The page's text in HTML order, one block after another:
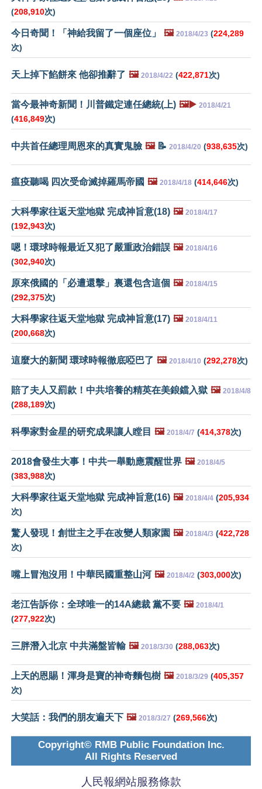
(208,910次)
今日奇聞！「神給我留了一個座位」 🖼️ 2018/4/23 (224,289
次)
天上掉下餡餅來 他卻推辭了 🖼️ 2018/4/22 (422,871次)
當今最神奇新聞！川普鐵定連任總統(上) 🖼️▶️ 2018/4/21
(416,849次)
中共首任總理周恩來的真實鬼臉 🖼️📝 2018/4/20 (938,635次)
瘟疫聽喝 四次受命滅掉羅馬帝國 🖼️ 2018/4/18 (414,646次)
大科學家往返天堂地獄 完成神旨意(18) 🖼️ 2018/4/17
(192,943次)
嗯！環球時報最近又犯了嚴重政治錯誤 🖼️ 2018/4/16
(302,940次)
原來俄國的「必遭還擊」裏還包含這個 🖼️ 2018/4/15
(292,375次)
大科學家往返天堂地獄 完成神旨意(17) 🖼️ 2018/4/11
(200,668次)
這麼大的新聞 環球時報徹底啞巴了 🖼️ 2018/4/10 (292,278次)
賠了夫人又罰款！中共培養的精英在美鋃鐺入獄 🖼️ 2018/4/8
(288,189次)
科學家對金星的研究成果讓人瞠目 🖼️ 2018/4/7 (414,378次)
2018會發生大事！中共一舉動應震醒世界 🖼️ 2018/4/5
(383,988次)
大科學家往返天堂地獄 完成神旨意(16) 🖼️ 2018/4/4 (205,934
次)
驚人發現！創世主之手在改變人類家園 🖼️ 2018/4/3 (422,728
次)
嘴上冒泡沒用！中華民國重整山河 🖼️ 2018/4/2 (303,000次)
老江告訴你：全球唯一的14A總裁 黨不要 🖼️ 2018/4/1
(277,922次)
三胖潛入北京 中共滿盤皆輸 🖼️ 2018/3/30 (288,063次)
上天的恩賜！渾身是寶的神奇麵包樹 🖼️ 2018/3/29 (405,357
次)
大笑話：我們的朋友遍天下 🖼️ 2018/3/27 (269,566次)
Copyright© RMB Public Foundation Inc.
All Rights Reserved
人民報網站服務條款